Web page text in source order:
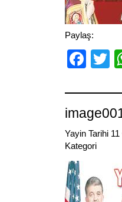
Paylaş:
Yayin Tarihi
Kategori